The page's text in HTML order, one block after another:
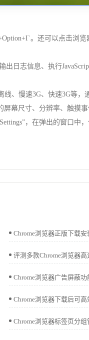
。还可以点击浏
日志信息、执行
慢速3G、快速3G等，
幕尺寸、分辨率、触摸
，在弹出的窗口中